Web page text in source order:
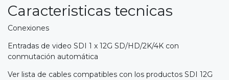
Caracteristicas tecnicas
Conexiones
Entradas de video SDI 1 x 12G SD/HD/2K/4K con
conmutación automática
Ver lista de cables compatibles con los productos SDI 12G